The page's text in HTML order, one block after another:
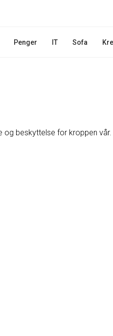
Penger IT Sofa
og beskyttelse for kroppen vår.